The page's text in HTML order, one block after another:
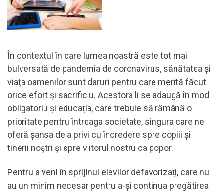
În contextul în care lumea noastră este tot mai
bulversată de pandemia de coronavirus, sănătatea și
viața oamenilor sunt daruri pentru care merită făcut
orice efort și sacrificiu. Acestora li se adaugă în mod
obligatoriu și educația, care trebuie să rămână o
prioritate pentru întreaga societate, singura care ne
oferă șansa de a privi cu încredere spre copiii și
tinerii noștri și spre viitorul nostru ca popor.
Pentru a veni în sprijinul elevilor defavorizați, care nu
au un minim necesar pentru a-și continua pregătirea